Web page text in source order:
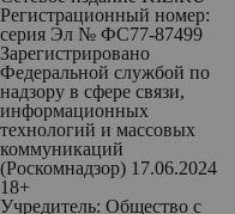
Регистрационный номер:
серия Эл № ФС77-87499
Зарегистрировано
Федеральной службой по
надзору в сфере связи,
информационных
технологий и массовых
коммуникаций
(Роскомнадзор) 17.06.2024
18+
Учредитель: Общество с